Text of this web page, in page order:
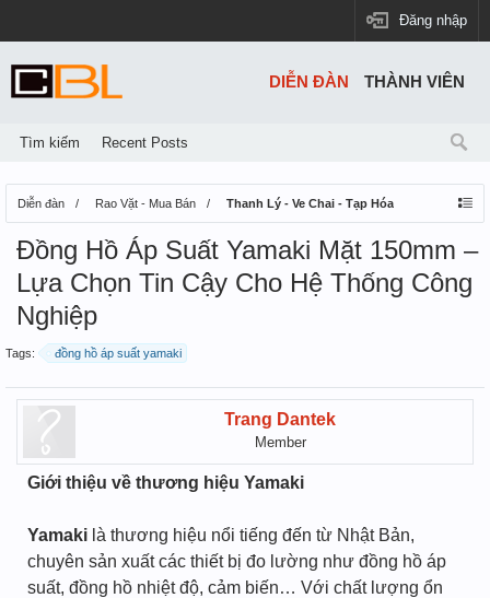
Đăng nhập
Diễn đàn Rao Vặt - Mua Bán Thanh Lý - Ve Chai - Tạp Hóa
Đồng Hồ Áp Suất Yamaki Mặt 150mm –
Lựa Chọn Tin Cậy Cho Hệ Thống Công
Nghiệp
Tags: đồng hồ áp suất yamaki
Trang Dantek
Member
Giới thiệu về thương hiệu Yamaki
Yamaki là thương hiệu nổi tiếng đến từ Nhật Bản,
chuyên sản xuất các thiết bị đo lường như đồng hồ áp
suất, đồng hồ nhiệt độ, cảm biến… Với chất lượng ổn
DIỄN ĐÀN
Tìm kiếm Recent Posts
THÀNH VIÊN